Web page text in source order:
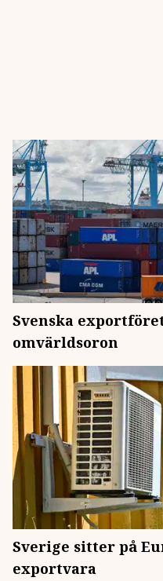
Svenska
omvärldsoron
Sverige sitter på
exportvara